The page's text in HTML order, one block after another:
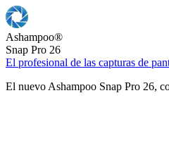
Ashampoo®
Snap Pro 26
El profesional de las capturas de
El nuevo Ashampoo Snap Pro 26,